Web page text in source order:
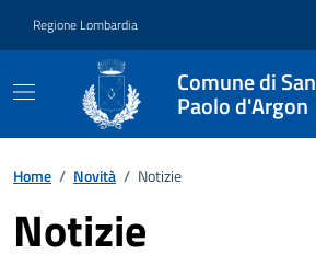
Regione Lombardia
Comune di San
Paolo d'Argon
Home / Novità / Notizie
Notizie